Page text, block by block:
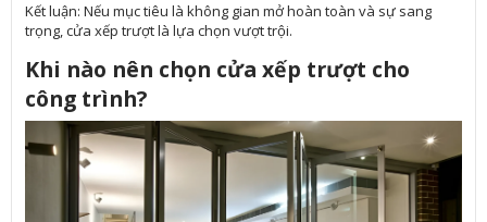
Kết luận: Nếu mục tiêu là không gian mở hoàn toàn và sự sang
trọng, cửa xếp trượt là lựa chọn vượt trội.
Khi nào nên chọn cửa xếp trượt cho
công trình?